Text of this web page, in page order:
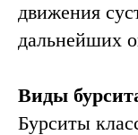
движения
дальнейших
Виды
Бурситы